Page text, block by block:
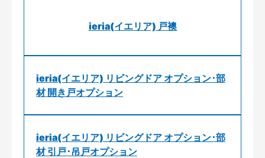
ieria(イエリア) 戸襖
ieria(イエリア) リビングドア オプション･部
材 開き戸オプション
ieria(イエリア) リビングドア オプション･部
材 引戸･吊戸オプション